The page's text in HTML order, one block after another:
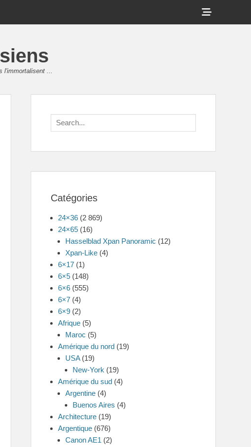
Show
Header
l'immortalisent ...
Search
for:
Catégories
24×36 (2 869)
24×65 (16)
Hasselblad Xpan Panoramic (12)
Xpan-Like (4)
6×17 (1)
6×5 (148)
6×6 (555)
6×7 (4)
6×9 (2)
Afrique (5)
Maroc (5)
Amérique du nord (19)
USA(19)
New-York (19)
Amérique du sud (4)
Argentine (4)
Buenos Aires (4)
Architecture (19)
Argentique (676)
Canon AE1 (2)